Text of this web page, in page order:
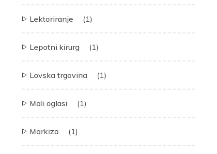
Lektoriranje (1)
Lepotni kirurg (1)
Lovska trgovina (1)
Mali oglasi (1)
Markiza (1)